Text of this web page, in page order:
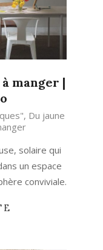
manger |
, Du jaune
solaire qui
un espace
conviviale.